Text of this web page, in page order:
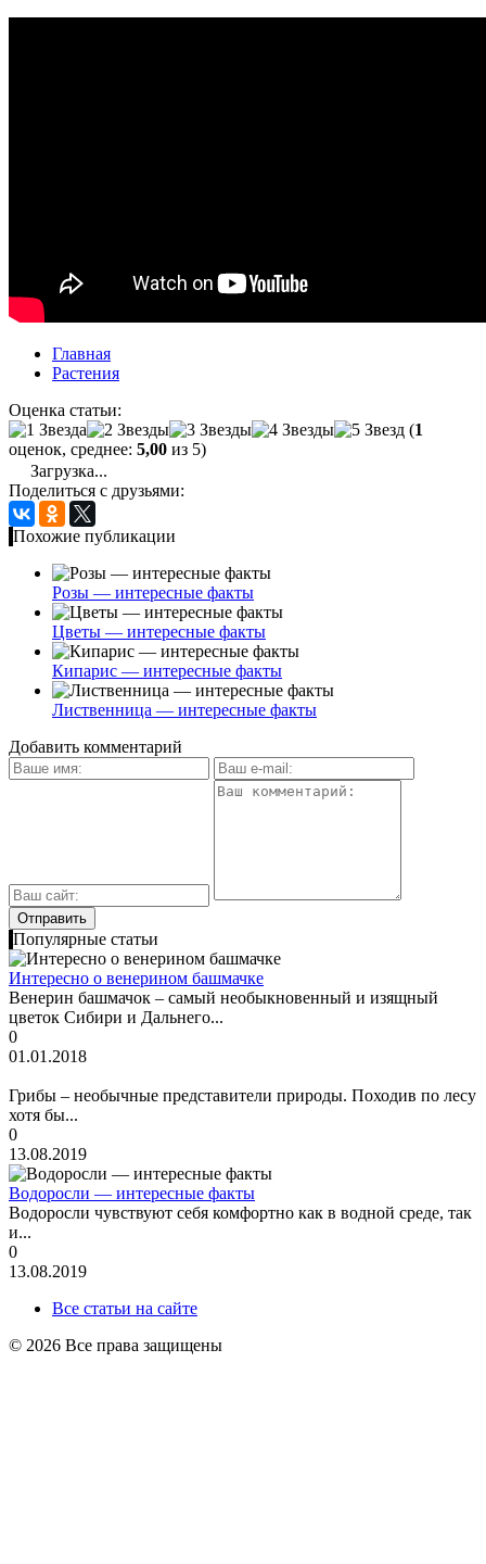
Главная
Растения
Оценка статьи:
(1
оценок, среднее: 5,00 из 5)
Загрузка...
Поделиться с друзьями:
Похожие публикации
Розы — интересные факты
Цветы — интересные факты
Кипарис — интересные факты
Лиственница — интересные факты
Добавить комментарий
Популярные статьи
Интересно о венерином башмачке
Венерин башмачок – самый необыкновенный и изящный
цветок Сибири и Дальнего...
0
01.01.2018
Грибы – необычные представители природы. Походив по лесу
хотя бы...
0
13.08.2019
Водоросли — интересные факты
Водоросли чувствуют себя комфортно как в водной среде, так
и...
0
13.08.2019
Все статьи на сайте
© 2026 Все права защищены